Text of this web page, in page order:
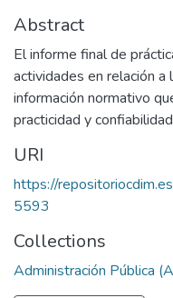
Abstract
El informe final de
actividades en relación a
información normativo
practicidad y confiabilidad
URI
https://
5593
Collections
Administración Pública